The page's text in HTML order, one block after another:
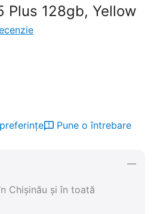
Plus 128gb, Yellow
Pune o întrebare
Chișinău și în toată